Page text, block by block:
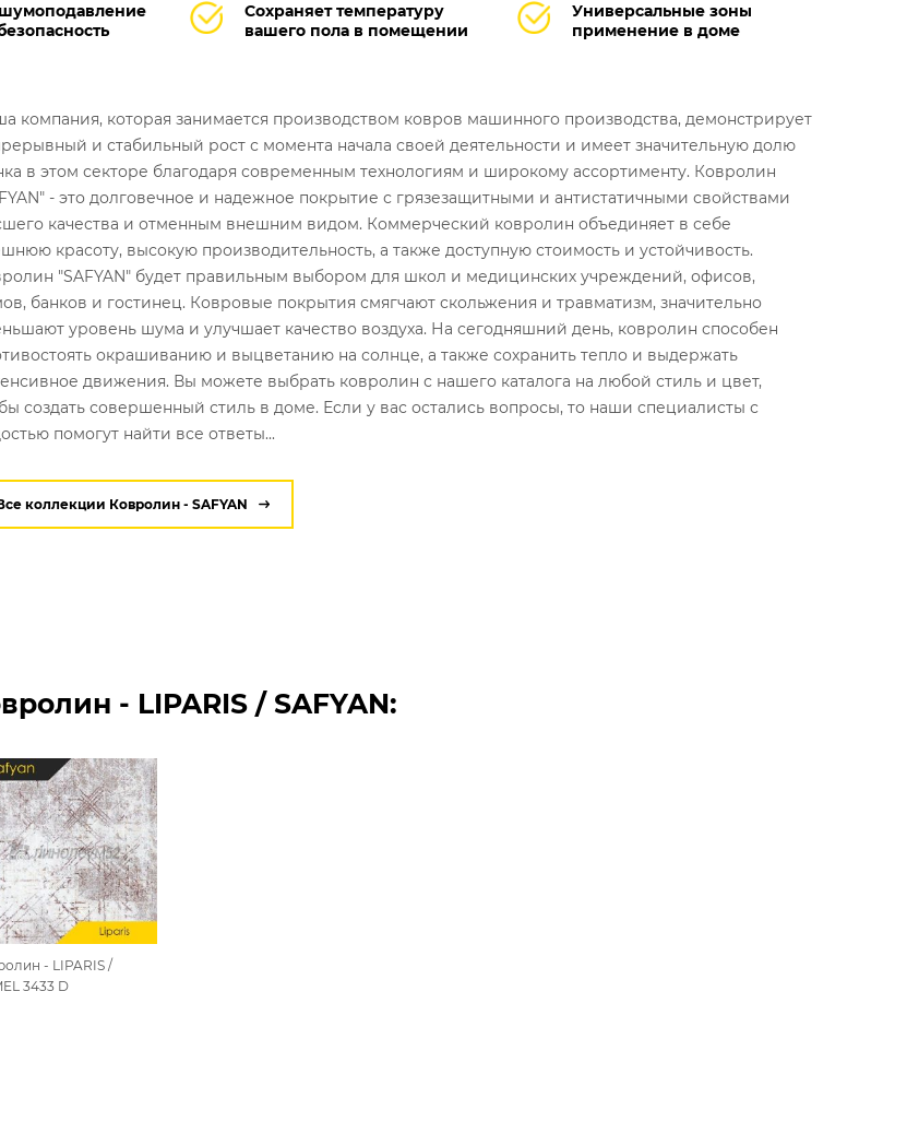
Сохраняет температуру
вашего пола в помещении
Универсальные зоны
применение в доме
компания, которая занимается производством ковров машинного производства, демонстрирует
и стабильный рост с момента начала своей деятельности и имеет значительную долю
в этом секторе благодаря современным технологиям и широкому ассортименту. Ковролин
- это долговечное и надежное покрытие с грязезащитными и антистатичными свойствами
качества и отменным внешним видом. Коммерческий ковролин объединяет в себе
красоту, высокую производительность, а также доступную стоимость и устойчивость.
"SAFYAN" будет правильным выбором для школ и медицинских учреждений, офисов,
банков и гостинец. Ковровые покрытия смягчают скольжения и травматизм, значительно
уровень шума и улучшает качество воздуха. На сегодняшний день, ковролин способен
окрашиванию и выцветанию на солнце, а также сохранить тепло и выдержать
движения. Вы можете выбрать ковролин с нашего каталога на любой стиль и цвет,
создать совершенный стиль в доме. Если у вас остались вопросы, то наши специалисты с
помогут найти все ответы...
коллекции Ковролин - SAFYAN
- LIPARIS / SAFYAN:
- LIPARIS /
3433 D